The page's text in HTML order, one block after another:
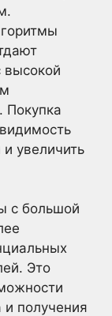
высокой
Покупка
и увеличить
с большой
Это
и получения